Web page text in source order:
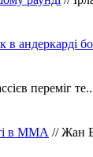
в андеркарді
переміг
в ММА // Жан